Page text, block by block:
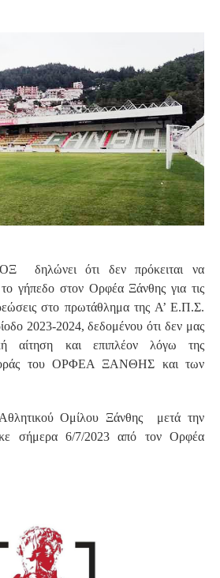
δηλώνει ότι δεν πρόκειται να
γήπεδο στον Ορφέα Ξάνθης για τις
στο πρωτάθλημα της Α’ Ε.Π.Σ.
2023-2024, δεδομένου ότι δεν μας
αίτηση και επιπλέον λόγω της
του ΟΡΦΕΑ ΞΑΝΘΗΣ και των
Ομίλου Ξάνθης μετά την
σήμερα 6/7/2023 από τον Ορφέα